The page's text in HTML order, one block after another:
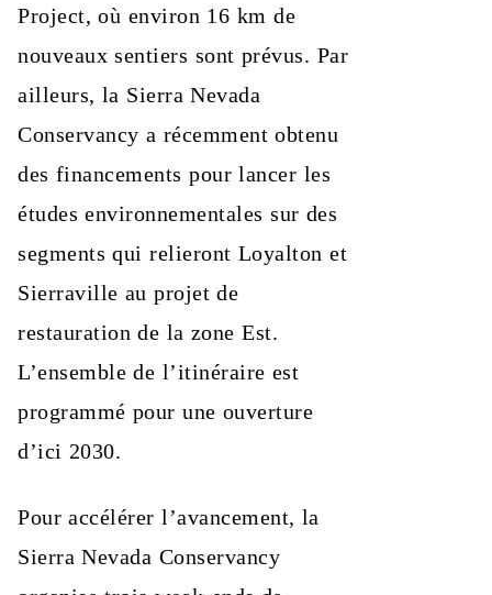
Project, où environ 16 km de
nouveaux sentiers sont prévus. Par
ailleurs, la Sierra Nevada
Conservancy a récemment obtenu
des financements pour lancer les
études environnementales sur des
segments qui relieront Loyalton et
Sierraville au projet de
restauration de la zone Est.
L’ensemble de l’itinéraire est
programmé pour une ouverture
d’ici 2030.
Pour accélérer l’avancement, la
Sierra Nevada Conservancy